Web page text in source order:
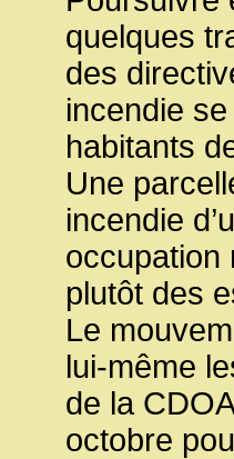
quelques
des
incendie
habitants
Une
incendie
occupation
plutôt des
Le
lui-même
de la
octobre